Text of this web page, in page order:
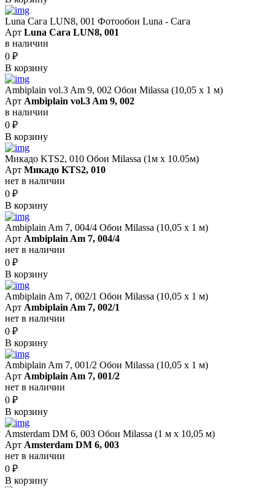
Luna Сага LUN8, 001 Фотообои Luna - Сага
Арт Luna Сага LUN8, 001
в наличии
0 ₽
В корзину
Ambiplain vol.3 Am 9, 002 Обои Milassa (10,05 х 1 м)
Арт Ambiplain vol.3 Am 9, 002
в наличии
0 ₽
В корзину
Микадо KTS2, 010 Обои Milassa (1м х 10.05м)
Арт Микадо KTS2, 010
нет в наличии
0 ₽
В корзину
Ambiplain Am 7, 004/4 Обои Milassa (10,05 х 1 м)
Арт Ambiplain Am 7, 004/4
нет в наличии
0 ₽
В корзину
Ambiplain Am 7, 002/1 Обои Milassa (10,05 х 1 м)
Арт Ambiplain Am 7, 002/1
нет в наличии
0 ₽
В корзину
Ambiplain Am 7, 001/2 Обои Milassa (10,05 х 1 м)
Арт Ambiplain Am 7, 001/2
нет в наличии
0 ₽
В корзину
Amsterdam DM 6, 003 Обои Milassa (1 м х 10,05 м)
Арт Amsterdam DM 6, 003
нет в наличии
0 ₽
В корзину